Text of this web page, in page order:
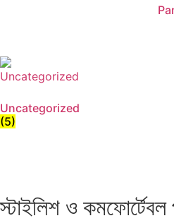
Uncategorized
(5)
স্টাইলিশ ও কমফোর্টেবল